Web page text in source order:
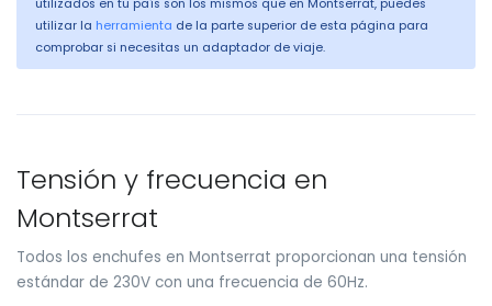
utilizados en tu país son los mismos que en Montserrat, puedes
utilizar la herramienta de la parte superior de esta página para
comprobar si necesitas un adaptador de viaje.
Tensión y frecuencia en
Montserrat
Todos los enchufes en Montserrat proporcionan una tensión
estándar de 230V con una frecuencia de 60Hz.